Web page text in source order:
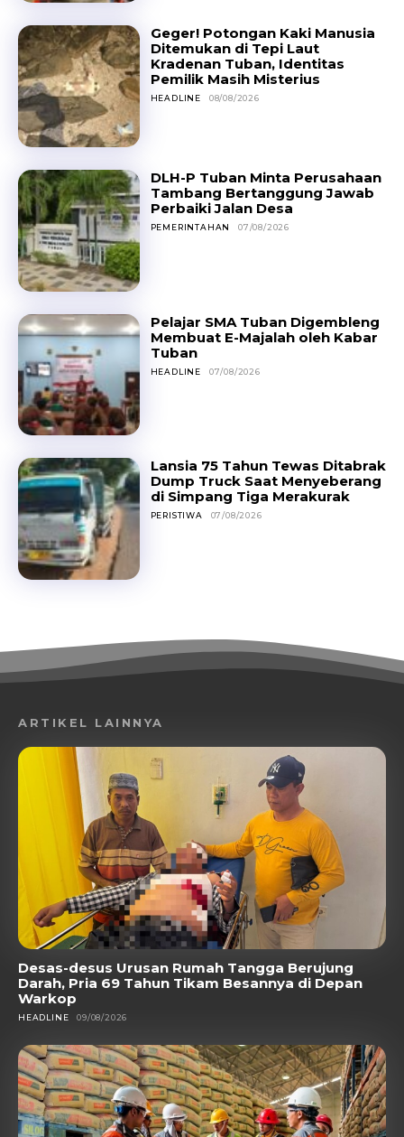
Geger! Potongan Kaki Manusia
Ditemukan di Tepi Laut
Kradenan Tuban, Identitas
Pemilik Masih Misterius
HEADLINE 08/08/2026
DLH-P Tuban Minta Perusahaan
Tambang Bertanggung Jawab
Perbaiki Jalan Desa
PEMERINTAHAN 07/08/2026
Pelajar SMA Tuban Digembleng
Membuat E-Majalah oleh Kabar
Tuban
HEADLINE 07/08/2026
Lansia 75 Tahun Tewas Ditabrak
Dump Truck Saat Menyeberang
di Simpang Tiga Merakurak
PERISTIWA 07/08/2026
ARTIKEL LAINNYA
Desas-desus Urusan Rumah Tangga Berujung
Darah, Pria 69 Tahun Tikam Besannya di Depan
Warkop
HEADLINE 09/08/2026